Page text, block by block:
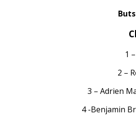
Buts
1
2 –
3 – Adrien
4 -Benjamin